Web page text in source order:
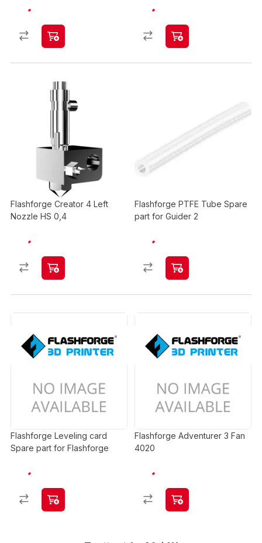
Flashforge Creator 4 Left
Nozzle HS 0,4
Flashforge PTFE Tube Spare
part for Guider 2
Flashforge Leveling card
Spare part for Flashforge
Flashforge Adventurer 3 Fan
4020